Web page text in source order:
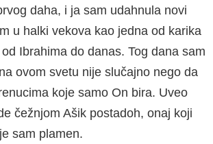
daha, i ja sam udahnula novi
u halki vekova kao jedna od karika
Ibrahima do danas. Tog dana sam
ovom svetu nije slučajno nego da
koje samo On bira. Uveo
čežnjom Ašik postadoh, onaj koji
sam plamen.